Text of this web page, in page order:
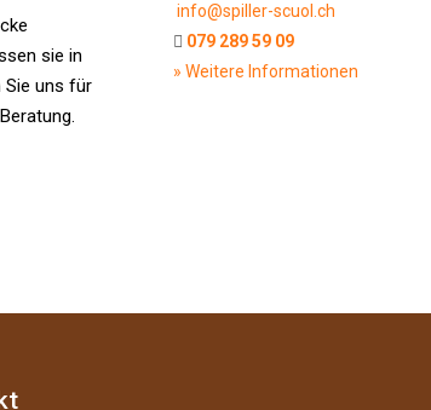
sie in
Sie uns für
info@spiller-scuol.ch
079 289 59 09
» Weitere Informationen